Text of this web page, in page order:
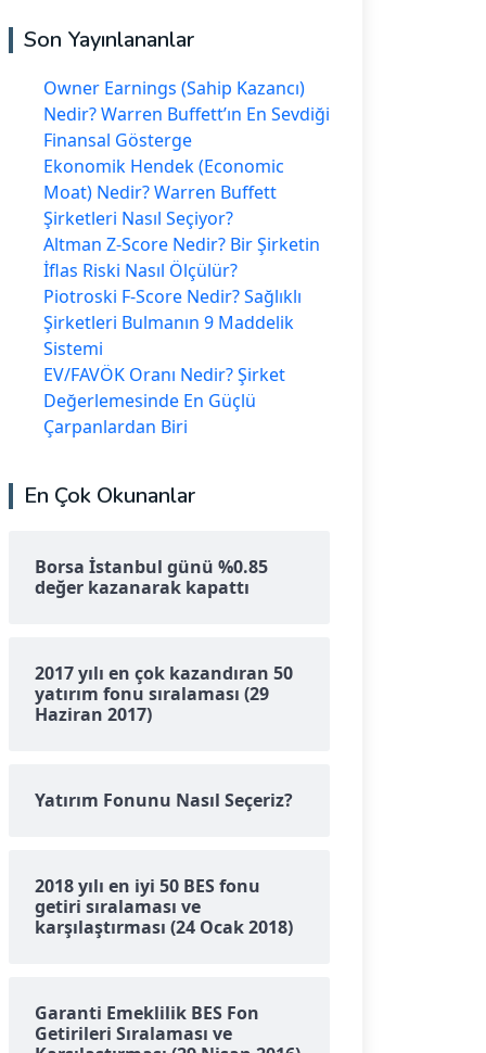
Son Yayınlananlar
Owner Earnings (Sahip Kazancı)
Nedir? Warren Buffett’ın En Sevdiği
Finansal Gösterge
Ekonomik Hendek (Economic
Moat) Nedir? Warren Buffett
Şirketleri Nasıl Seçiyor?
Altman Z-Score Nedir? Bir Şirketin
İflas Riski Nasıl Ölçülür?
Piotroski F-Score Nedir? Sağlıklı
Şirketleri Bulmanın 9 Maddelik
Sistemi
EV/FAVÖK Oranı Nedir? Şirket
Değerlemesinde En Güçlü
Çarpanlardan Biri
En Çok Okunanlar
Borsa İstanbul günü %0.85
değer kazanarak kapattı
2017 yılı en çok kazandıran 50
yatırım fonu sıralaması (29
Haziran 2017)
Yatırım Fonunu Nasıl Seçeriz?
2018 yılı en iyi 50 BES fonu
getiri sıralaması ve
karşılaştırması (24 Ocak 2018)
Garanti Emeklilik BES Fon
Getirileri Sıralaması ve